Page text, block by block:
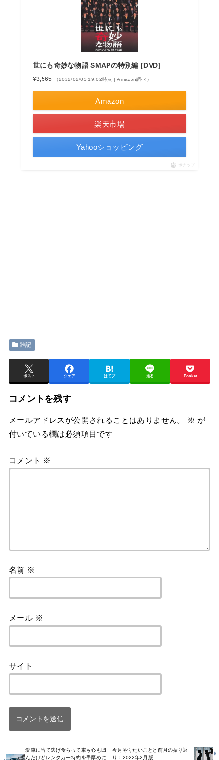
世にも奇妙な物語 SMAPの特別編 [DVD]
¥3,565 （2022/02/03 19:02時点 | Amazon調べ）
Amazon
楽天市場
Yahooショッピング
ポチップ
雑記
ポスト シェア はてブ 送る Pocket
コメントを残す
メールアドレスが公開されることはありません。 ※ が
付いている欄は必須項目です
コメント ※
名前 ※
メール ※
サイト
愛車に当て逃げ食らって車も心も凹
んだけどレンタカー特約を手厚めに
今月やりたいことと前月の振り返
り：2022年2月版